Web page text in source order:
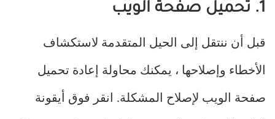
1. تحميل صفحة الويب
قبل أن ننتقل إلى الحيل المتقدمة لاستكشاف
الأخطاء وإصلاحها ، يمكنك محاولة إعادة تحميل
صفحة الويب لإصلاح المشكلة. انقر فوق أيقونة